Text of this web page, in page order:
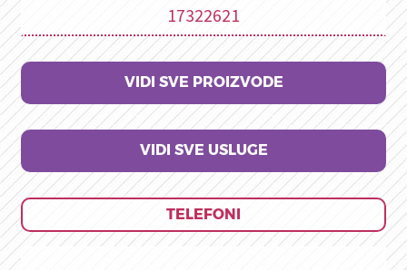
17322621
VIDI SVE PROIZVODE
VIDI SVE USLUGE
TELEFONI